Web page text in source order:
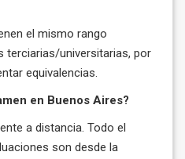
el mismo rango
terciarias/universitarias, por
equivalencias.
en Buenos Aires?
a distancia. Todo el
son desde la